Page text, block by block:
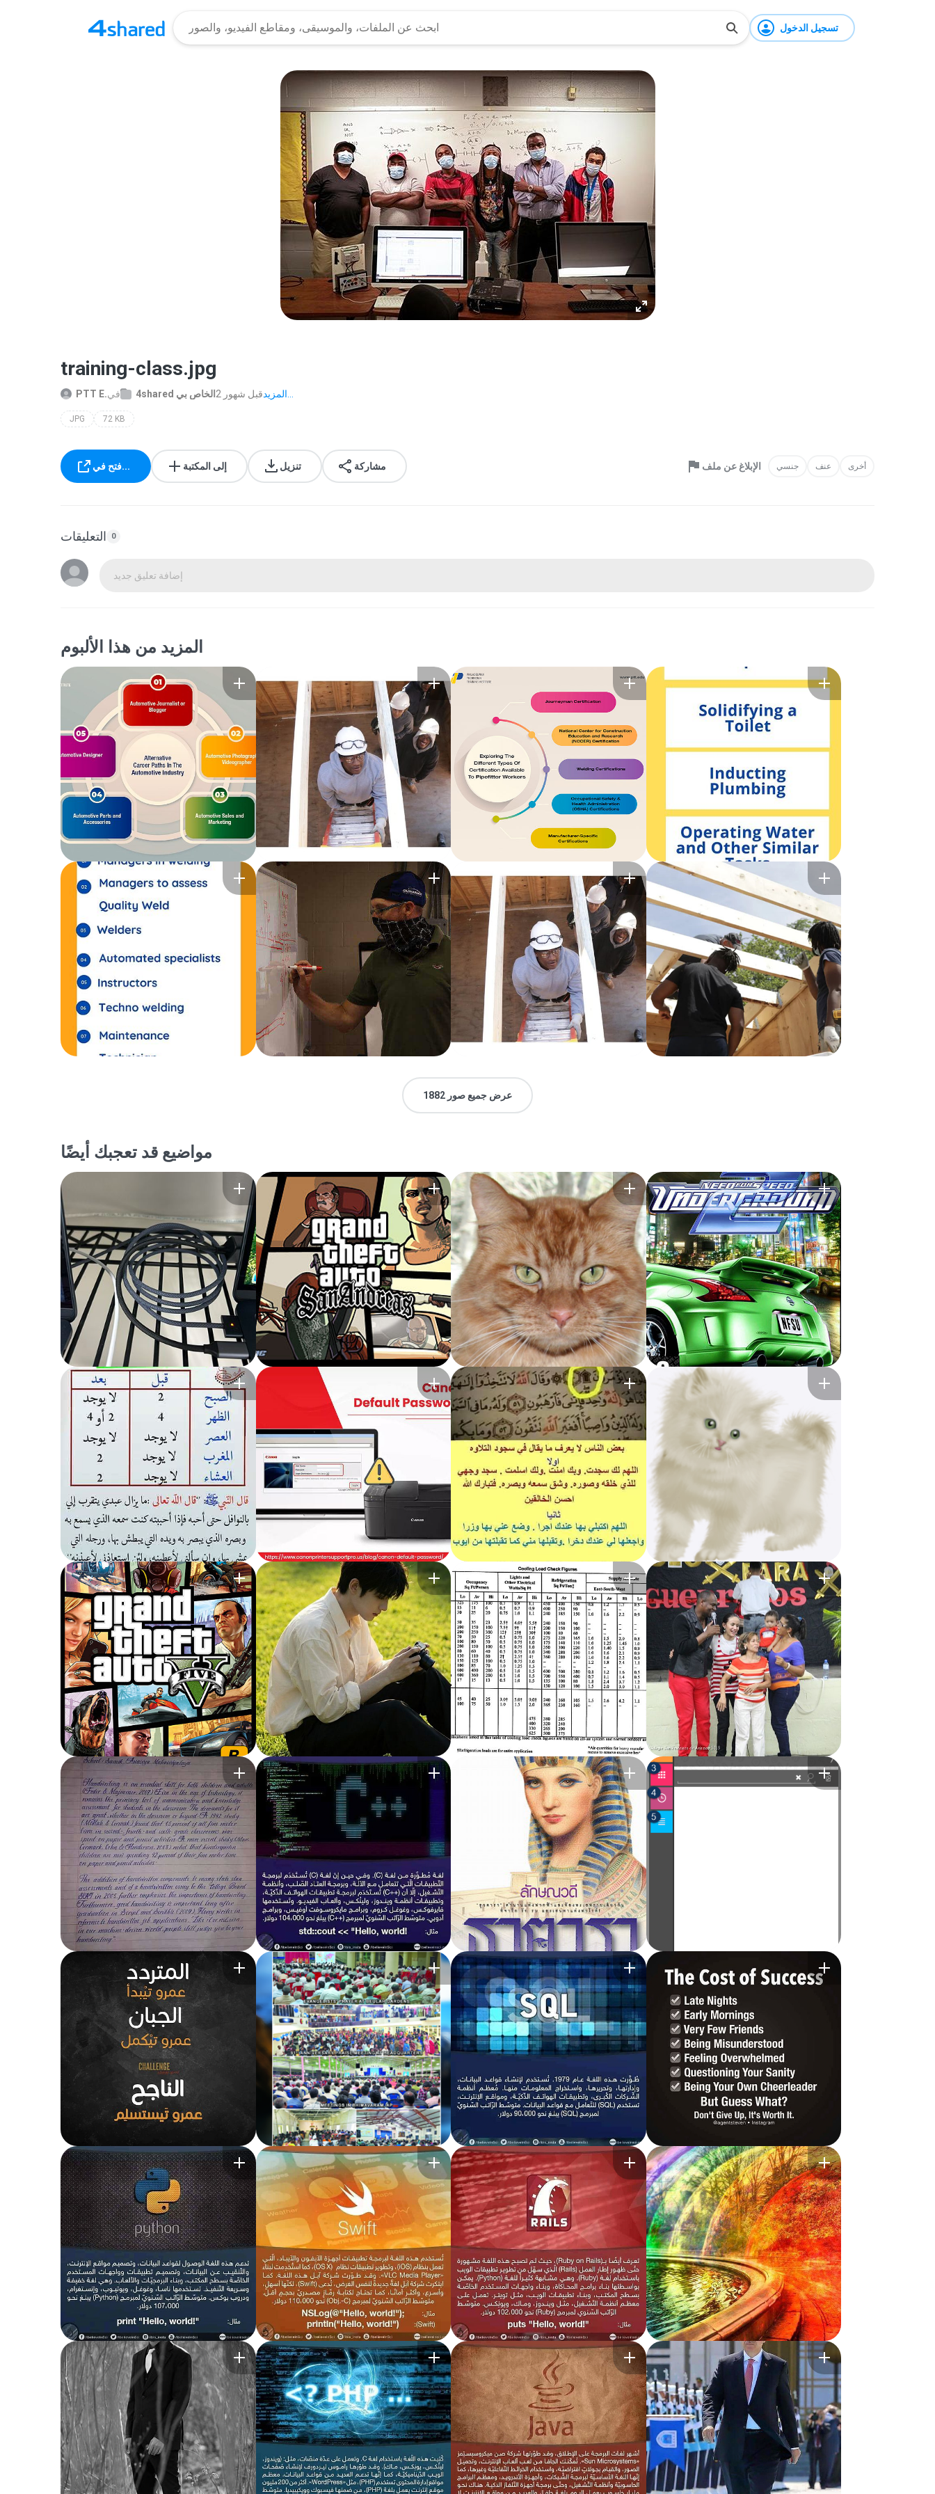
تسجيل الدخول
training-class.jpg
PTT E.في 4shared الخاص بي 2 قبل شهور
JPG 72 KB
فتح في... إلى المكتبة تنزيل مشاركة الإبلاغ عن ملف جنسي عنف أخرى
التعليقات 0
إضافة تعليق جديد
المزيد من هذا الألبوم
عرض جميع صور 1882
مواضيع قد تعجبك أيضًا